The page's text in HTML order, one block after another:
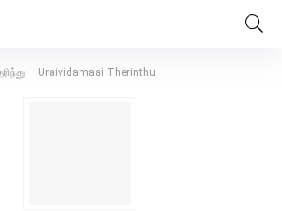
– Uraividamaai Therinthu